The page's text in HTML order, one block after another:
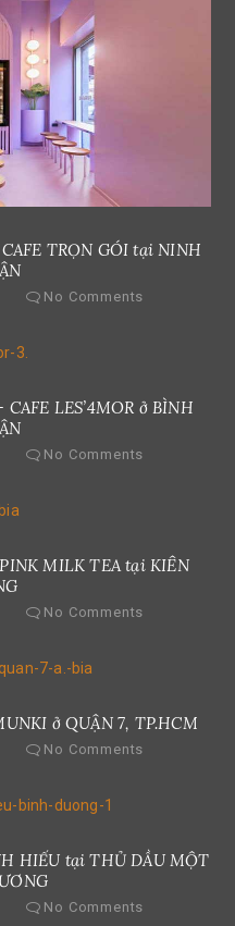
TRỌN GÓI tại NINH
No Comments
LES’4MOR ở BÌNH
No Comments
MILK TEA tại KIÊN
No Comments
ở QUẬN 7, TP.HCM
No Comments
HIẾU tại THỦ DẦU MỘT
No Comments